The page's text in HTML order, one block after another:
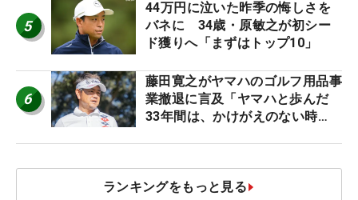
5
44万円に泣いた昨季の悔しさを
バネに 34歳・原敏之が初シー
ド獲りへ「まずはトップ10」
6
藤田寛之がヤマハのゴルフ用品事
業撤退に言及「ヤマハと歩んだ
33年間は、かけがえのない時
ランキングをもっと見る